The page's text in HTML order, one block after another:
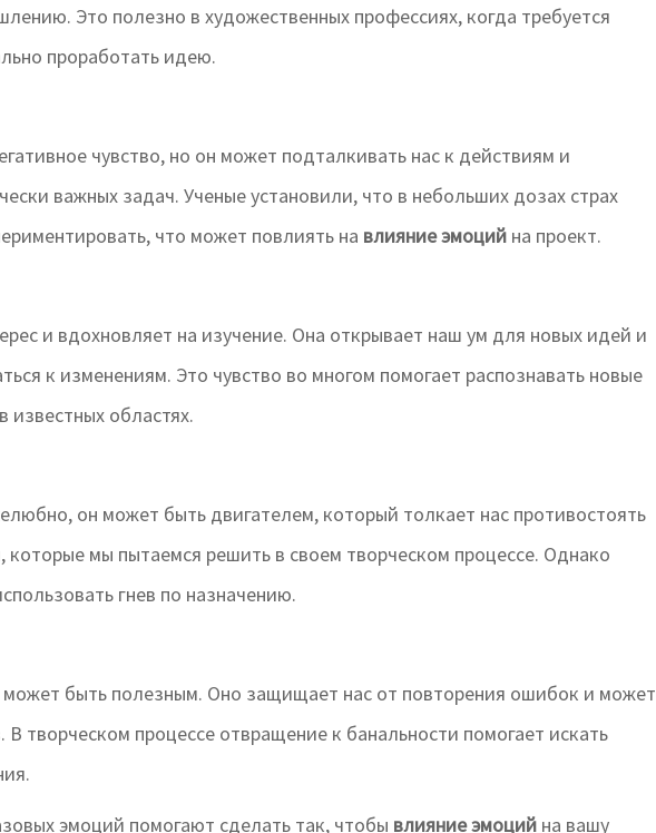
Это полезно в художественных профессиях, когда требуется
проработать идею.
чувство, но он может подталкивать нас к действиям и
важных задач. Ученые установили, что в небольших дозах страх
что может повлиять на влияние эмоций на проект.
и вдохновляет на изучение. Она открывает наш ум для новых идей и
к изменениям. Это чувство во многом помогает распознавать новые
известных областях.
он может быть двигателем, который толкает нас противостоять
мы пытаемся решить в своем творческом процессе. Однако
гнев по назначению.
быть полезным. Оно защищает нас от повторения ошибок и может
В творческом процессе отвращение к банальности помогает искать
эмоций помогают сделать так, чтобы влияние эмоций на вашу